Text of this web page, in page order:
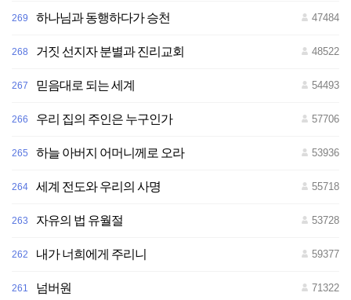
269 하나님과 동행하다가 승천 47484
268 거짓 선지자 분별과 진리교회 48522
267 믿음대로 되는 세계 54493
266 우리 집의 주인은 누구인가 57706
265 하늘 아버지 어머니께로 오라 53936
264 세계 전도와 우리의 사명 55718
263 자유의 법 유월절 53728
262 내가 너희에게 주리니 59377
261 넘버원 71322